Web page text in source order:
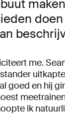
me.
goed en hij
ik